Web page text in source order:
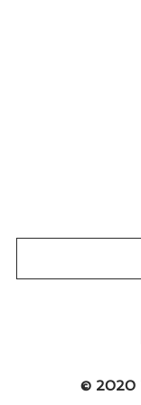
© 2020